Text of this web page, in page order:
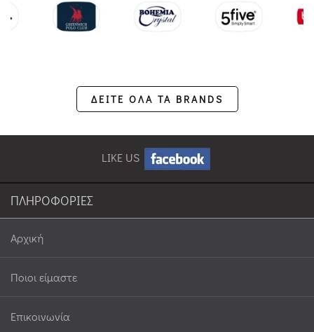
ΔΕΙΤΕ ΟΛΑ ΤΑ BRANDS
LIKE US
ΠΛΗΡΟΦΟΡΙΕΣ
Αρχική
Ποιοι είμαστε
Επικοινωνία